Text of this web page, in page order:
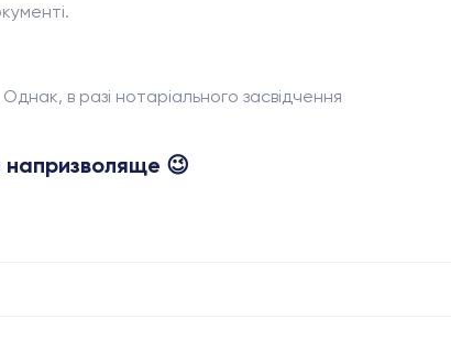
в разі нотаріального засвідчення
напризволяще 😉